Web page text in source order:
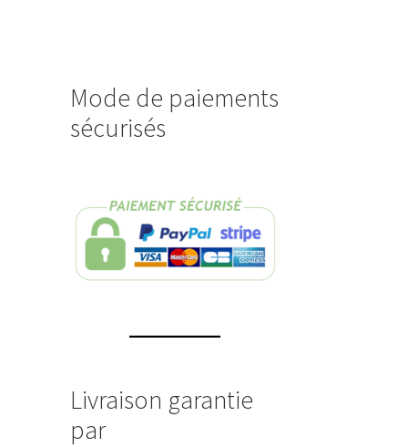
Mode de paiements
sécurisés
Livraison garantie
par